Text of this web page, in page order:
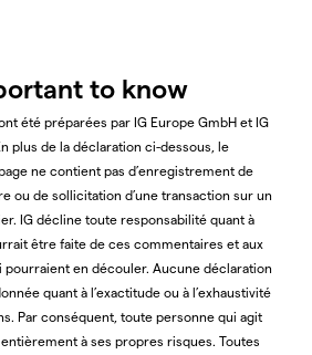
to know
été préparées par IG Europe GmbH et IG
plus de la déclaration ci-dessous, le
ne contient pas d’enregistrement de
ou de sollicitation d’une transaction sur un
IG décline toute responsabilité quant à
être faite de ces commentaires et aux
pourraient en découler. Aucune déclaration
quant à l’exactitude ou à l’exhaustivité
Par conséquent, toute personne qui agit
à ses propres risques. Toutes